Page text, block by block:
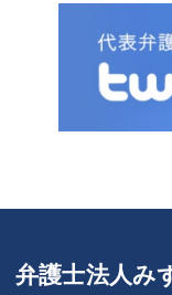
弁護士法人み